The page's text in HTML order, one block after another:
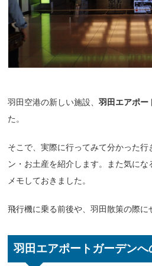
羽田空港の新しい施設、羽田エアポー
た。
そこで、実際に行ってみて分かった
ン・お土産を紹介します。また気に
メモしておきました。
飛行機に乗る前後や、羽田散策の際に
羽田エアポートガーデンへ